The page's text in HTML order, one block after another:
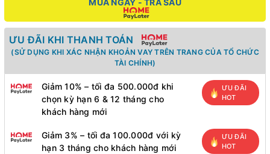
MUA NGAY - TRẢ SAU
ƯU ĐÃI KHI THANH TOÁN
(SỬ DỤNG KHI XÁC NHẬN KHOẢN VAY TRÊN TRANG CỦA TỔ CHỨC
TÀI CHÍNH)
Giảm 10% – tối đa 500.000đ khi
chọn kỳ hạn 6 & 12 tháng cho
khách hàng mới
ƯU ĐÃI
HOT
Giảm 3% – tối đa 100.000đ với kỳ
hạn 3 tháng cho khách hàng mới
ƯU ĐÃI
HOT